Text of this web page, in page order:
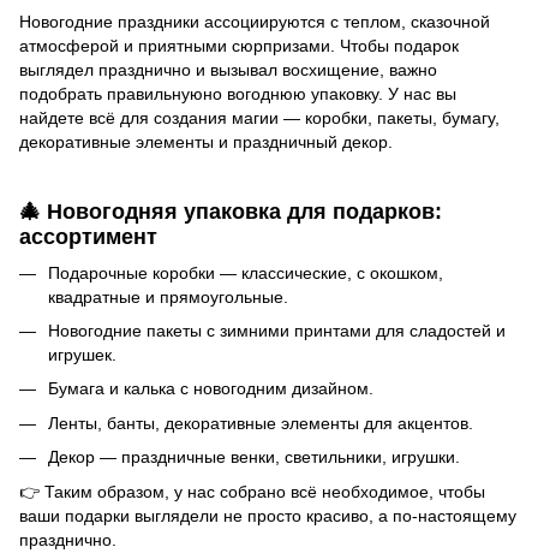
Новогодние праздники ассоциируются с теплом, сказочной
атмосферой и приятными сюрпризами. Чтобы подарок
выглядел празднично и вызывал восхищение, важно
подобрать правильнуюно вогоднюю упаковку. У нас вы
найдете всё для создания магии — коробки, пакеты, бумагу,
декоративные элементы и праздничный декор.
🎄 Новогодняя упаковка для подарков:
ассортимент
Подарочные коробки — классические, с окошком,
квадратные и прямоугольные.
Новогодние пакеты с зимними принтами для сладостей и
игрушек.
Бумага и калька с новогодним дизайном.
Ленты, банты, декоративные элементы для акцентов.
Декор — праздничные венки, светильники, игрушки.
👉 Таким образом, у нас собрано всё необходимое, чтобы
ваши подарки выглядели не просто красиво, а по-настоящему
празднично.